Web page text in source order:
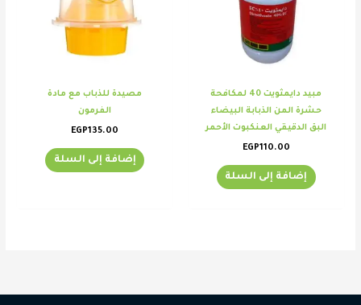
مبيد دايمثويت 40 لمكافحة
حشرة المن الذبابة البيضاء
البق الدقيقي العنكبوت الأحمر
EGP110.00
إضافة إلى السلة
مصيدة للذباب مع مادة
الفرمون
EGP135.00
إضافة إلى السلة